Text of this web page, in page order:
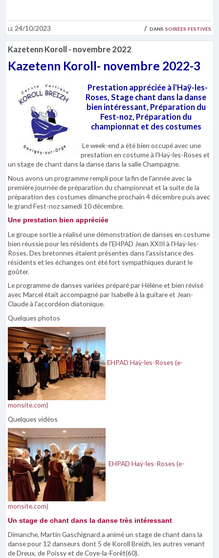
le 24/10/2023 dans soirées festives
Kazetenn Koroll - novembre 2022
Kazetenn Koroll- novembre 2022-3
Prestation appréciée à l'Haÿ-les-
Roses, Stage chant dans la danse
bien intéressant, Préparation du
Fest-noz, Préparation du
championnat et des costumes
Le week-end a été bien occupé avec une
prestation en costume à l'Haÿ-les-Roses et
un stage de chant dans la danse dans la salle Champagne.
Nous avons un programme rempli pour la fin de l'année avec la
première journée de préparation du championnat et la suite de la
préparation des costumes dimanche prochain 4 décembre puis avec
le grand Fest-noz samedi 10 décembre.
Une prestation bien appréciée
Le groupe sortie a réalisé une démonstration de danses en costume
bien réussie pour les résidents de l'EHPAD Jean XXIII à l'Haÿ-les-
Roses. Des bretonnes étaient présentes dans l'assistance des
résidents et les échanges ont été fort sympathiques durant le
goûter.
Le programme de danses variées préparé par Hélène et bien révisé
avec Marcel était accompagné par Isabelle à la guitare et Jean-
Claude à l'accordéon diatonique.
Quelques photos
EHPAD Haÿ-les-Roses (e-
monsite.com)
Quelques vidéos
EHPAD Haÿ-les-Roses (e-
monsite.com)
Un stage de chant dans la danse très intéressant
Dimanche, Martin Gaschignard a animé un stage de chant dans la
danse pour 12 danseurs dont 5 de Koroll Breizh, les autres venant
de Dreux, de Poissy et de Coye-la-Forêt(60).